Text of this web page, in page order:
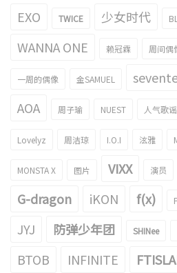
EXO TWICE 少女时代
WANNA ONE 赖冠霖 周间偶
一周的偶像 金SAMUEL
AOA 周子瑜 NUEST 人气歌谣
Lovelyz 周洁琼 I.O.I 泫雅
MONSTA X 图片 VIXX 演员
G-dragon iKON f(x)
JYJ 防弹少年团 SHINee
BTOB INFINITE